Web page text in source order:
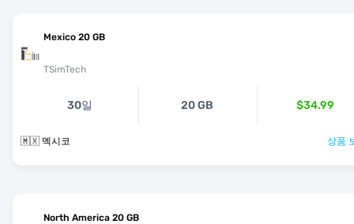
Mexico 20 GB
TSimTech
30일 20 GB $34.99
🇲🇽 멕시코 상품
North America 20 GB